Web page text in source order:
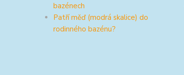
bazénech
Patří měď (modrá skalice) do
rodinného bazénu?